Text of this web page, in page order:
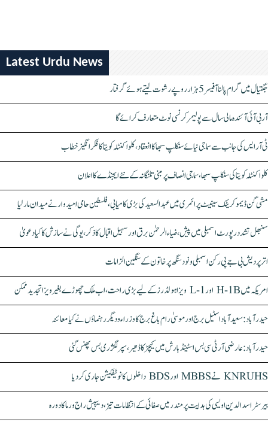
Latest Urdu News
جگتیال میں گرام پالنا آفیسر 5 ہزار روپے رشوت لیتے ہوئے گرفتار
آر بی آئی آئندہ مالی سال سے پولیمر کرنسی نوٹ متعارف کرائے گا
ٹی آر ایس کی جانب سے سماجی نیائے سنکلپ سبھا کا انعقاد، کلواکنٹلہ کویتا کا فکر انگیز خطاب
کلواکنٹلہ کویتا کی سنکلپ سبھا، سماجی انصاف پر مبنی تلنگانہ کے نئے ایجنڈے کا اعلان
مشی گن ڈیموکریٹک سینیٹ پرائمری میں عبدالسعید کی بڑی کامیابی، فلسطین حامی امیدوار نے میدان مار لیا
سنبھل تشدد رپورٹ اسمبلی میں پیش، ضیاء الرحمٰن برق اور سہیل اقبال کا ذکر، یوگی نے سازش کا کیا دعویٰ
اتر پردیش بی جے پی رکن اسمبلی ونود سنگھ پر خاتون کے سنگین الزامات
امریکہ میں H-1B اور L-1 ویزا ہولڈرز کے لیے بڑی راحت، اب ملک چھوڑے بغیر ویزا تجدید ممکن
حیدرآباد: سعیدآباد اسٹیل برج اور موسیٰ رام باغ برج کا وزراء و دیگر رہنماؤں نے کیا معائنہ
حیدرآباد: عارضی آر ٹی سی بس اسٹینڈ بارش میں کیچڑ کا ڈھیر، سپر لگژری بس پھنس گئی
KNRUHS نے MBBS اور BDS داخلوں کا نوٹیفکیشن جاری کر دیا
بیرسٹر اسدالدین اویسی کی ہدایت پر مندر میں صفائی کے انتظامات تیز، دیپیش راج ورما کا دورہ